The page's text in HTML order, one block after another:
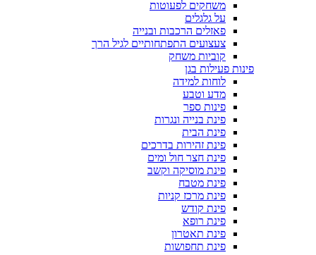
משחקים לפעוטות
על גלגלים
פאזלים הרכבות ובנייה
צעצועים התפתחותיים לגיל הרך
קוביות משחק
פינות פעילות בגן
לוחות למידה
מדע וטבע
פינות ספר
פינת בנייה ונגרות
פינת הבית
פינת זהירות בדרכים
פינת חצר חול ומים
פינת מוסיקה וקשב
פינת מטבח
פינת מרכז קניות
פינת קודש
פינת רופא
פינת תאטרון
פינת תחפושות